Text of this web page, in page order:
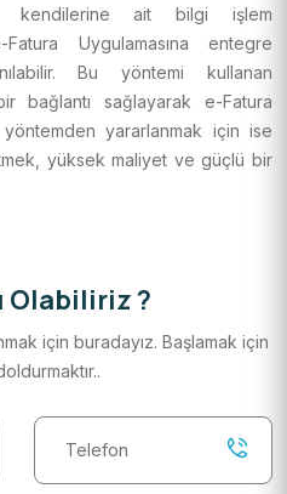
kendilerine ait bilgi işlem
Fatura Uygulamasına entegre
Bu yöntemi kullanan
bağlantı sağlayarak e-Fatura
yararlanmak için ise
yüksek maliyet ve güçlü bir
Olabiliriz ?
için buradayız. Başlamak için